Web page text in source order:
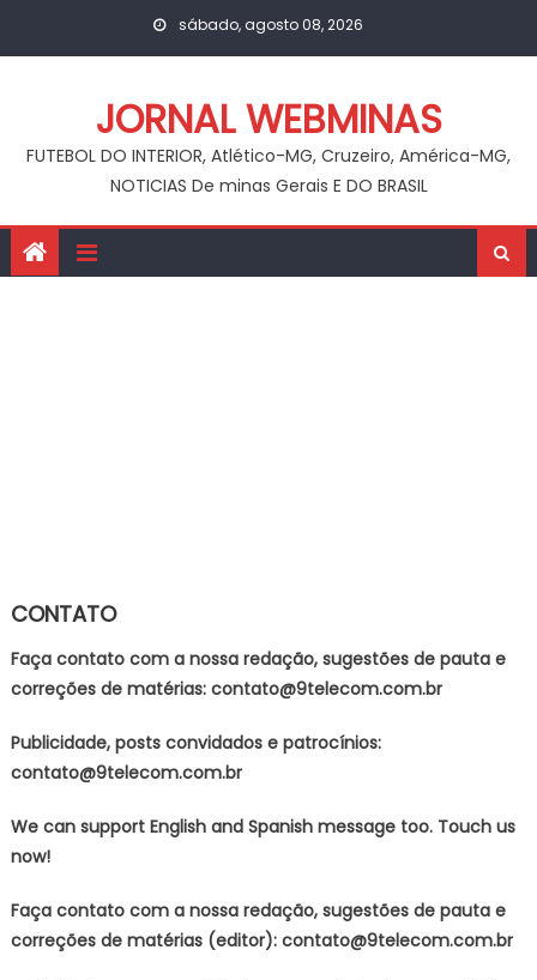
sábado, agosto 08, 2026
JORNAL WEBMINAS
FUTEBOL DO INTERIOR, Atlético-MG, Cruzeiro, América-MG,
NOTICIAS De minas Gerais E DO BRASIL
CONTATO
Faça contato com a nossa redação, sugestões de pauta e
correções de matérias: contato@9telecom.com.br
Publicidade, posts convidados e patrocínios:
contato@9telecom.com.br
We can support English and Spanish message too. Touch us
now!
Faça contato com a nossa redação, sugestões de pauta e
correções de matérias (editor): contato@9telecom.com.br